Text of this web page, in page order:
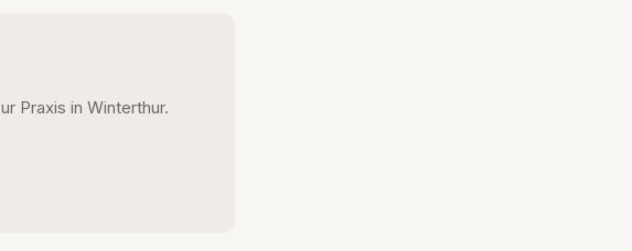
Praxis in Winterthur.